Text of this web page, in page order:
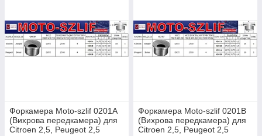
Форкамера Moto-szlif 0201A
(Вихрова передкамера) для
Citroen 2,5, Peugeot 2,5
Форкамера Moto-szlif 0201B
(Вихрова передкамера) для
Citroen 2,5, Peugeot 2,5